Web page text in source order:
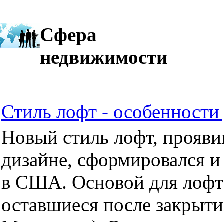
Сфера
недвижимости
Стиль лофт -
Новый стиль лофт,
дизайне, сформировался
в США. Основой для
оставшиеся после